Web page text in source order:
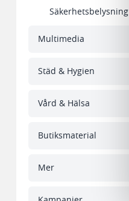
Säkerhetsbelysning
Multimedia
Städ & Hygien
Vård & Hälsa
Butiksmaterial
Mer